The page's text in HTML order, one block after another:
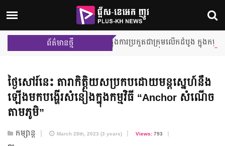
ព័ត៌មានថ្មី
Team Leader ក្នុងការប្រកួតជាក្រុមលើកដំបូង ក្នុងកម្មវិធី Junior
ថ្ងៃសៅរ៍នេះ តារាកិត្តិយសប្រកបដោយមន្តស្នេហ៍នឹង
ឡើងមកបង្ហើរសំនៀងក្នុងកម្មវិធី “Anchor សំណើច
តាមភូមិ”
កម្សាន្ត March 28th, 2023 (3 years) Views:793